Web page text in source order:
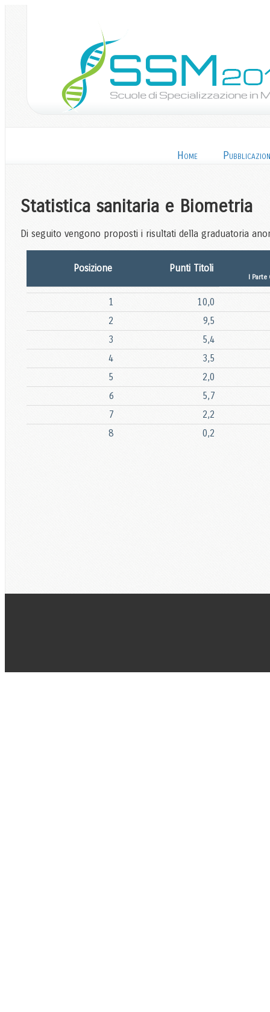
Home
Statistica sanitaria e Biometria
Di seguito vengono proposti i risultati della graduatoria
Posizione Punti Titoli
I Parte
1
10,0
2
9,5
3
5,4
4
3,5
5
2,0
6
5,7
7
2,2
8
0,2